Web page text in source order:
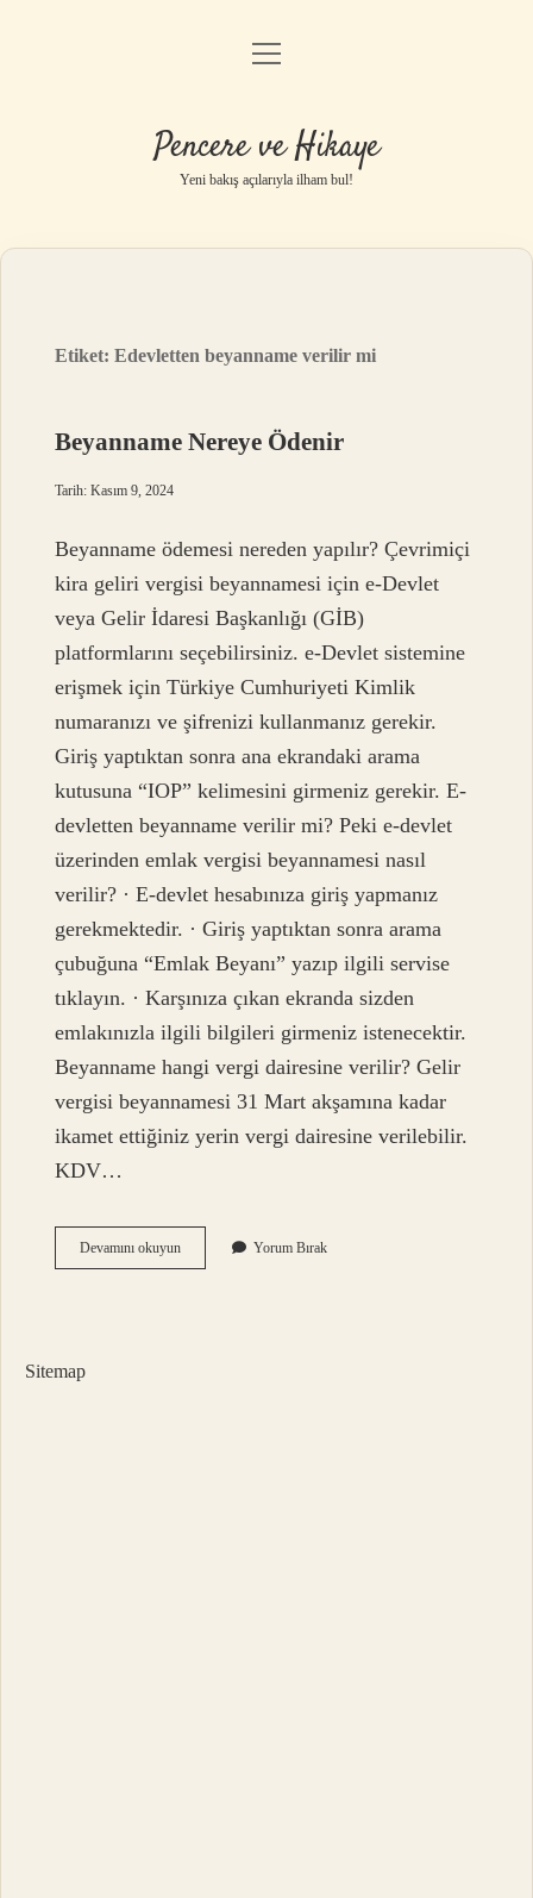
Anasayfa
Yasal Uyarı
menüyü
Pencere ve Hikaye
Yeni bakış açılarıyla ilham bul!
Etiket:Edevletten beyanname verilir mi
Beyanname Nereye Ödenir
Tarih: Kasım 9, 2024
Beyanname ödemesi nereden yapılır? Çevrimiçi
kira geliri vergisi beyannamesi için e-Devlet
veya Gelir İdaresi Başkanlığı (GİB)
platformlarını seçebilirsiniz. e-Devlet sistemine
erişmek için Türkiye Cumhuriyeti Kimlik
numaranızı ve şifrenizi kullanmanız gerekir.
Giriş yaptıktan sonra ana ekrandaki arama
kutusuna “IOP” kelimesini girmeniz gerekir. E-
devletten beyanname verilir mi? Peki e-devlet
üzerinden emlak vergisi beyannamesi nasıl
verilir? · E-devlet hesabınıza giriş yapmanız
gerekmektedir. · Giriş yaptıktan sonra arama
çubuğuna “Emlak Beyanı” yazıp ilgili servise
tıklayın. · Karşınıza çıkan ekranda sizden
emlakınızla ilgili bilgileri girmeniz istenecektir.
Beyanname hangi vergi dairesine verilir? Gelir
vergisi beyannamesi 31 Mart akşamına kadar
ikamet ettiğiniz yerin vergi dairesine verilebilir.
KDV…
Devamını okuyunBeyanname
Nereye
Yorum Bırak
Sitemap